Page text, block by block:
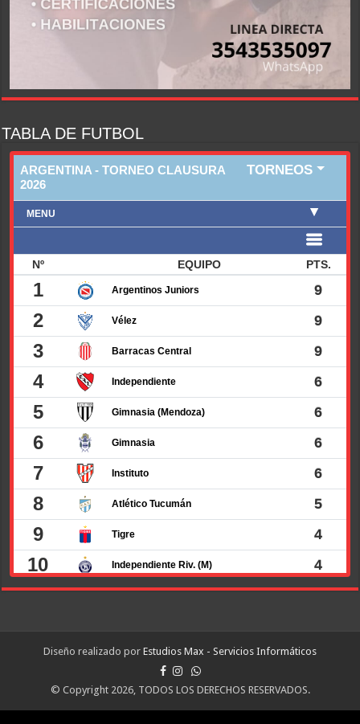
TABLA DE FUTBOL
Diseño realizado por Estudios Max - Servicios Informáticos
© Copyright 2026, TODOS LOS DERECHOS RESERVADOS.